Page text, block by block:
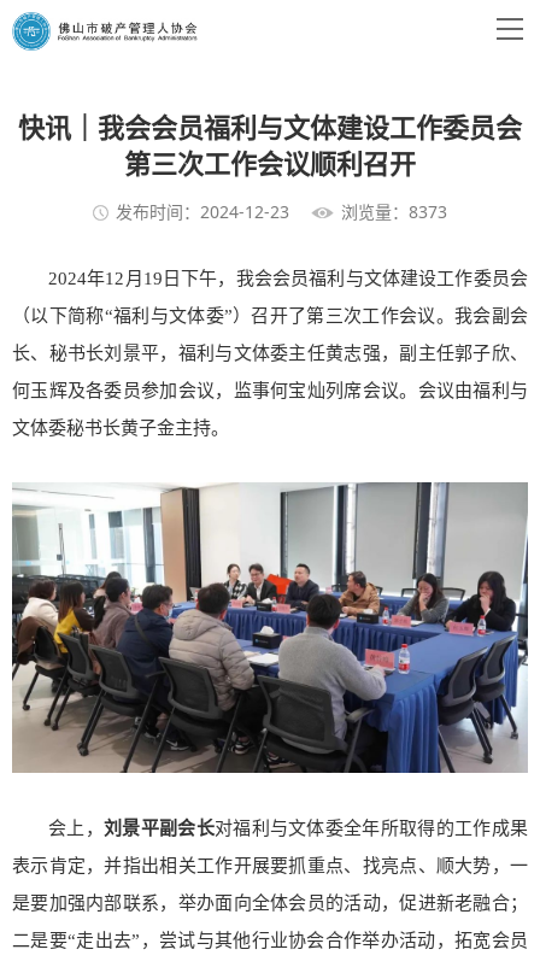
快讯｜我会会员福利与文体建设工作委员会
第三次工作会议顺利召开
发布时间：2024-12-23 浏览量：8373
2024年12月19日下午，我会会员福利与文体建设工作委员会
（以下简称“福利与文体委”）召开了第三次工作会议。我会副会
长、秘书长刘景平，福利与文体委主任黄志强，副主任郭子欣、
何玉辉及各委员参加会议，监事何宝灿列席会议。会议由福利与
文体委秘书长黄子金主持。
会上， 刘景平副会长对福利与文体委全年所取得的工作成果
表示肯定，并指出相关工作开展要抓重点、找亮点、顺大势，一
是要加强内部联系，举办面向全体会员的活动，促进新老融合；
二是要“走出去”，尝试与其他行业协会合作举办活动，拓宽会员